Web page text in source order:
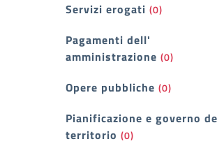
Servizi erogati (0)
Pagamenti dell'
amministrazione (0)
Opere pubbliche (0)
Pianificazione e governo
territorio (0)